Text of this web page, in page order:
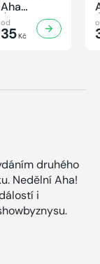
Aha
Úsporná
kuchařka
od
35Kč
druhého
Nedělní Aha!
i